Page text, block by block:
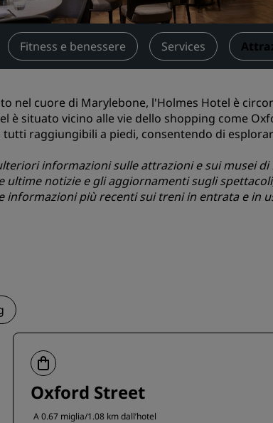
Ristorazione
Cerca un ristorante
App Radisson
Fitness e benessere Services
nel cuore di Marylebone, l'Holmes Hotel è
è situato vicino alle vie dello shopping come
tutti raggiungibili a piedi, consentendo di
informazioni sulle attrazioni e sui musei di
ultime notizie e gli aggiornamenti sugli
informazioni più recenti sui treni in entrata e in
Oxford Street
A 0.67 miglia/1.08 km dall’hotel